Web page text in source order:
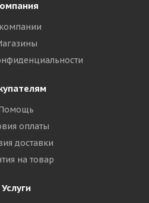
оплаты
доставки
на товар
Услуги